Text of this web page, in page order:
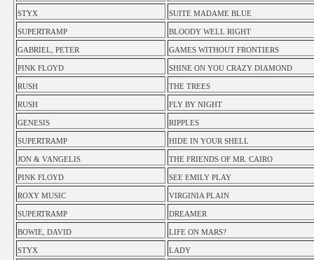
STYX SUITE MADAME BLUE
SUPERTRAMP BLOODY WELL RIGHT
GABRIEL, PETER GAMES WITHOUT FRONTIERS
PINK FLOYD SHINE ON YOU CRAZY DIAMOND
RUSH THE TREES
RUSH FLY BY NIGHT
GENESIS RIPPLES
SUPERTRAMP HIDE IN YOUR SHELL
JON & VANGELIS THE FRIENDS OF MR. CAIRO
PINK FLOYD SEE EMILY PLAY
ROXY MUSIC VIRGINIA PLAIN
SUPERTRAMP DREAMER
BOWIE, DAVID LIFE ON MARS?
STYX LADY